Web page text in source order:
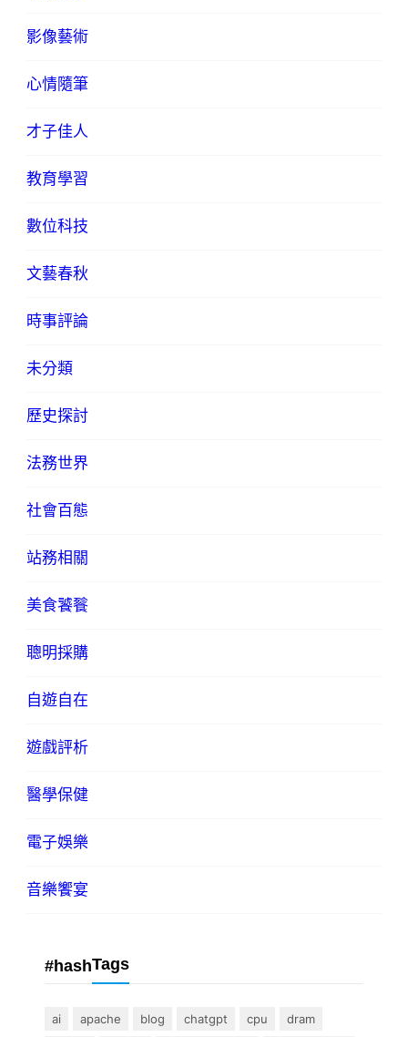
影像藝術
心情隨筆
才子佳人
教育學習
數位科技
文藝春秋
時事評論
未分類
歷史探討
法務世界
社會百態
站務相關
美食饕餮
聰明採購
自遊自在
遊戲評析
醫學保健
電子娛樂
音樂饗宴
#hashTags
ai apache blog chatgpt cpu dram